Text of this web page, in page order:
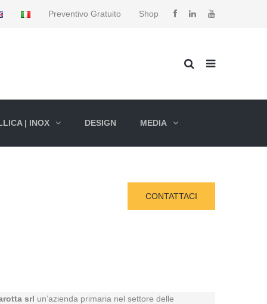
Preventivo Gratuito Shop
| INOX DESIGN MEDIA
CONTATTACI
srl un’azienda primaria nel settore delle